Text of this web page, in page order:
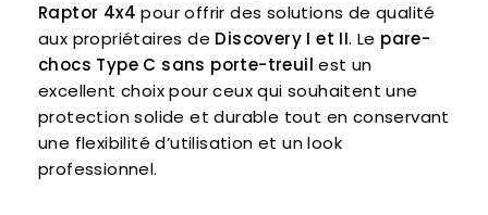
Raptor 4x4 pour offrir des solutions de qualité
aux propriétaires de Discovery I et II. Le pare-
chocs Type C sans porte-treuil est un
excellent choix pour ceux qui souhaitent une
protection solide et durable tout en conservant
une flexibilité d’utilisation et un look
professionnel.